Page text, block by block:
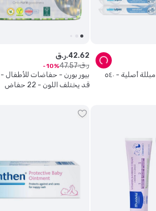
ووتر وايبس - مناديل مبللة أصلية - ٥٤٠
قد يختلف اللون - 22 حفاض
ر.ق.42.62
ر.ق.
47.57
10